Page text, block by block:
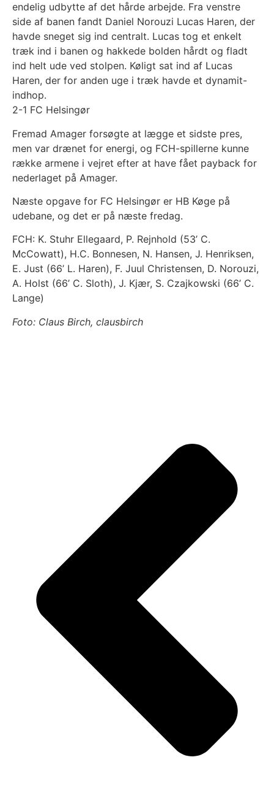
endelig udbytte af det hårde arbejde. Fra venstre
side af banen fandt Daniel Norouzi Lucas Haren, der
havde sneget sig ind centralt. Lucas tog et enkelt
træk ind i banen og hakkede bolden hårdt og fladt
ind helt ude ved stolpen. Køligt sat ind af Lucas
Haren, der for anden uge i træk havde et dynamit-
indhop.
2-1 FC Helsingør
Fremad Amager forsøgte at lægge et sidste pres,
men var drænet for energi, og FCH-spillerne kunne
række armene i vejret efter at have fået payback for
nederlaget på Amager.
Næste opgave for FC Helsingør er HB Køge på
udebane, og det er på næste fredag.
FCH: K. Stuhr Ellegaard, P. Rejnhold (53’ C.
McCowatt), H.C. Bonnesen, N. Hansen, J. Henriksen,
E. Just (66’ L. Haren), F. Juul Christensen, D. Norouzi,
A. Holst (66’ C. Sloth), J. Kjær, S. Czajkowski (66’ C.
Lange)
Foto: Claus Birch, clausbirch